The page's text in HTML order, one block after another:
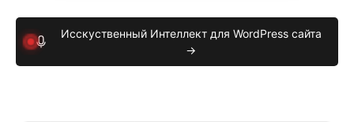
Исскуственный Интеллект для WordPress сайта
→